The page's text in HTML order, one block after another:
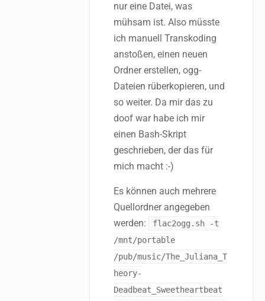
nur eine Datei, was
mühsam ist. Also müsste
ich manuell Transkoding
anstoßen, einen neuen
Ordner erstellen, ogg-
Dateien rüberkopieren, und
so weiter. Da mir das zu
doof war habe ich mir
einen Bash-Skript
geschrieben, der das für
mich macht :-)
Es können auch mehrere
Quellordner angegeben
werden:
flac2ogg.sh -t
/mnt/portable
/pub/music/The_Juliana_T
heory-
Deadbeat_Sweetheartbeat